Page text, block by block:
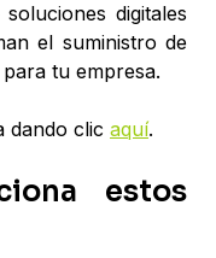
digitales
el suministro de
tu empresa.
dando clic aquí.
estos